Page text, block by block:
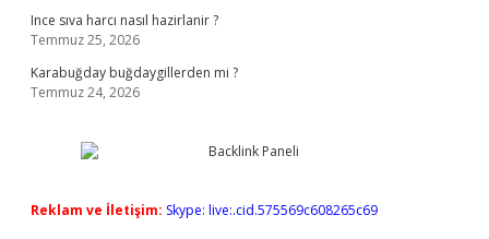
Ince sıva harcı nasıl hazirlanir ?
Temmuz 25, 2026
Karabuğday buğdaygillerden mi ?
Temmuz 24, 2026
Reklam ve İletişim: Skype: live:.cid.575569c608265c69